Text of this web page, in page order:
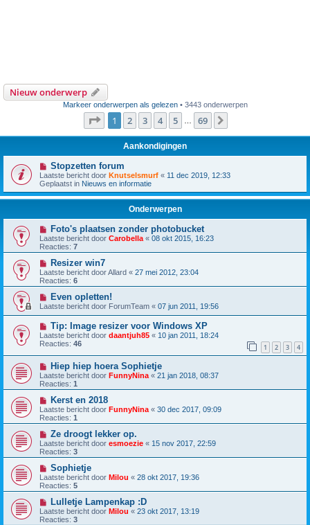
Nieuw onderwerp
Markeer onderwerpen als gelezen• 3443 onderwerpen
Pagina van 69
1 2 3 4 5 69
Aankondigingen
Stopzetten forum
Laatste bericht door Knutselsmurf « 11 dec 2019, 12:33
Geplaatst in Nieuws en informatie
Onderwerpen
Foto's plaatsen zonder photobucket
Laatste bericht door Carobella « 08 okt 2015, 16:23
Reacties: 7
Resizer win7
Laatste bericht doorAllard « 27 mei 2012, 23:04
Reacties: 6
Even opletten!
Laatste bericht door ForumTeam « 07 jun 2011, 19:56
Tip: Image resizer voor Windows XP
Laatste bericht door daantjuh85 « 10 jan 2011, 18:24
Reacties: 46 1 2 3 4
Hiep hiep hoera Sophietje
Laatste bericht door FunnyNina « 21 jan 2018, 08:37
Reacties: 1
Kerst en 2018
Laatste bericht door FunnyNina « 30 dec 2017, 09:09
Reacties: 1
Ze droogt lekker op.
Laatste bericht door esmoezie « 15 nov 2017, 22:59
Reacties: 3
Sophietje
Laatste bericht door Milou « 28 okt 2017, 19:36
Reacties: 5
Lulletje Lampenkap :D
Laatste bericht door Milou « 23 okt 2017, 13:19
Reacties: 3